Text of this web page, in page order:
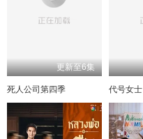
更新至6集
死人公司第四季 代号女士